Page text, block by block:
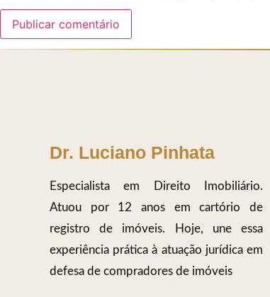
Dr. Luciano Pinhata
Especialista em Direito Imobiliário.
Atuou por 12 anos em cartório de
registro de imóveis. Hoje, une essa
experiência prática à atuação jurídica em
defesa de compradores de imóveis